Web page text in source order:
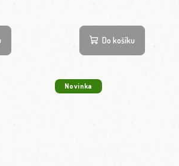
Do košíku
Novinka